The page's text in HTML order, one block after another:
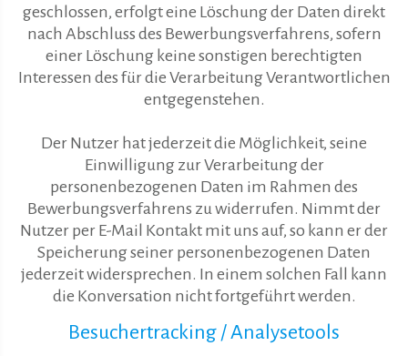
geschlossen, erfolgt eine Löschung der Daten direkt
nach Abschluss des Bewerbungsverfahrens, sofern
einer Löschung keine sonstigen berechtigten
Interessen des für die Verarbeitung Verantwortlichen
entgegenstehen.
Der Nutzer hat jederzeit die Möglichkeit, seine
Einwilligung zur Verarbeitung der
personenbezogenen Daten im Rahmen des
Bewerbungsverfahrens zu widerrufen. Nimmt der
Nutzer per E-Mail Kontakt mit uns auf, so kann er der
Speicherung seiner personenbezogenen Daten
jederzeit widersprechen. In einem solchen Fall kann
die Konversation nicht fortgeführt werden.
Besuchertracking / Analysetools